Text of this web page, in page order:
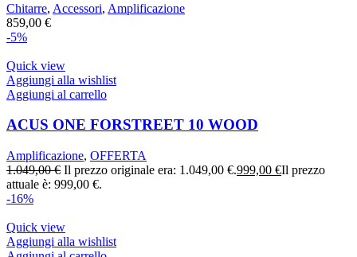
Chitarre, Accessori, Amplificazione
859,00 €
-5%
Quick view
Aggiungi alla wishlist
Aggiungi al carrello
ACUS ONE FORSTREET 10 WOOD
Amplificazione, OFFERTA
1.049,00€ Il prezzo originale era: 1.049,00 €.999,00 €Il prezzo
attuale è: 999,00 €.
-16%
Quick view
Aggiungi alla wishlist